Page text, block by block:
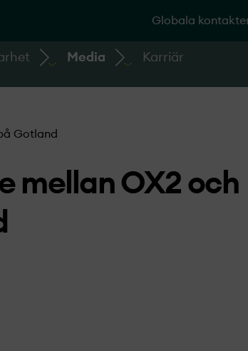
Globala
Media Karriär
Gotland
mellan OX2 och